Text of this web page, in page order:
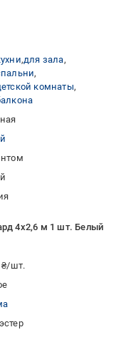
для зала
комнаты
4х2,6 м 1 шт. Белый
₴/шт.